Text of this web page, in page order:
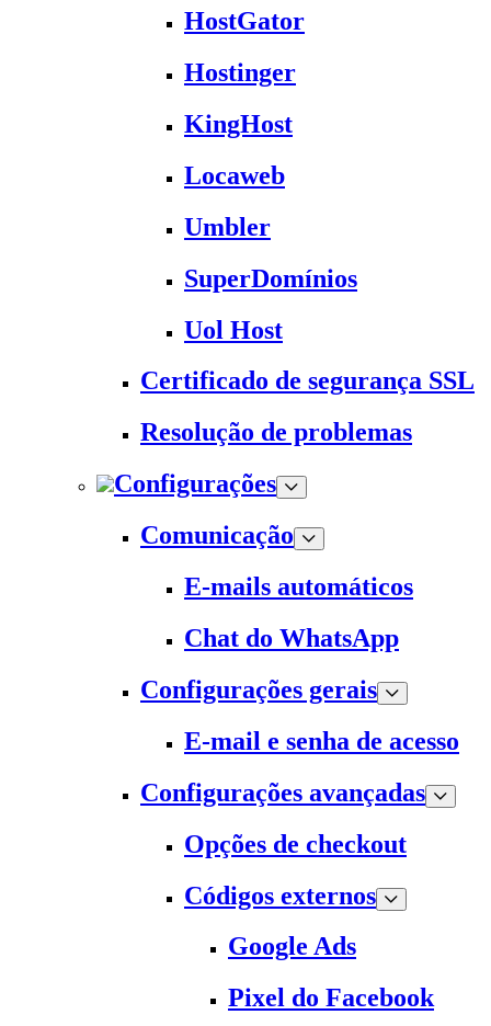
HostGator
Hostinger
KingHost
Locaweb
Umbler
SuperDomínios
Uol Host
Certificado de segurança SSL
Resolução de problemas
Configurações
Comunicação
E-mails automáticos
Chat do WhatsApp
Configurações gerais
E-mail e senha de acesso
Configurações avançadas
Opções de checkout
Códigos externos
Google Ads
Pixel do Facebook